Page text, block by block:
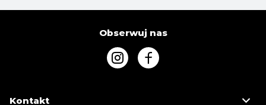
Obserwuj nas
Kontakt